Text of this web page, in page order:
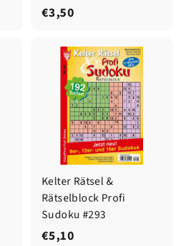
€3,50
,
5
0
Kelter Rätsel &
Rätselblock Profi
Sudoku #293
€5,10